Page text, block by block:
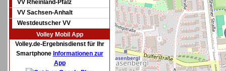
VV Rheinland-Pfalz
VV Sachsen-Anhalt
Westdeutscher VV
Volley Mobil App
Volley.de-Ergebnisdienst für Ihr
Smartphone Informationen zur
App